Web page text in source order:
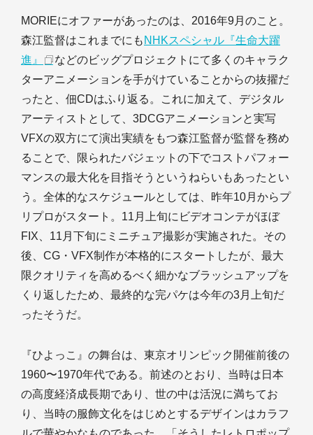
MORIEにオファーがあったのは、2016年9月のこと。
森江監督はこれまでにも NHKスペシャル『生命大躍
進』
などのビッグプロジェクトにて多くのキャラク
ターアニメーションを手がけていることからの抜擢だ
ったと、佃CDはふり返る。これに加えて、デジタル
アーティストとして、3DCGアニメーションと実写
VFXの双方にて演出実績をもつ森江監督が監督を務め
ることで、限られたバジェットの下でコストパフォー
マンスの最大化を目指そうというねらいもあったとい
う。全体的なスケジュールとしては、昨年10月からプ
リプロがスタート。11月上旬にビデオコンテがほぼ
FIX、11月下旬にミニチュア撮影が実施された。その
後、CG・VFX制作が本格的にスタートしたが、最大
限クオリティを高めるべく細かなブラッシュアップを
くり返したため、最終的な完パケは今年の3月上旬だ
ったそうだ。
『ひよっこ』の舞台は、東京オリンピック開催前後の
1960〜1970年代である。前述のとおり、当時は日本
の高度経済成長期であり、世の中は活況に満ちてお
り、当時の服飾文化をはじめとするデザインはカラフ